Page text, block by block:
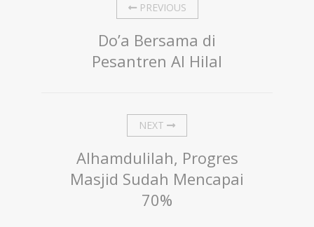
PREVIOUS
Do’a Bersama di
Pesantren Al Hilal
NEXT
Alhamdulilah, Progres
Masjid Sudah Mencapai
70%